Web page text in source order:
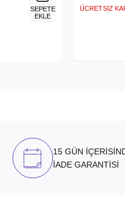
SEPETE
EKLE
ÜCRETSIZ
15 GÜN
İADE GARANTİSİ